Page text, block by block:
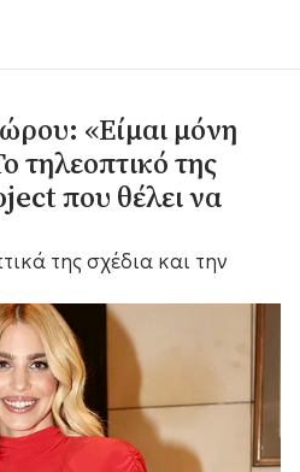
«Είμαι μόνη
τηλεοπτικό της
που θέλει να
της σχέδια και την